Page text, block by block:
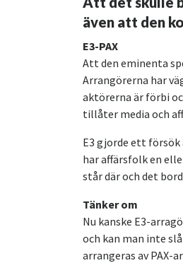
även att den
E3-PAX
Att den eminenta
Arrangörerna har
aktörerna är förbi
tillåter media och
E3 gjorde ett försök
har affärsfolk en
står där och det
Tänker om
Nu kanske E3-
och kan man inte
arrangeras av PAX-